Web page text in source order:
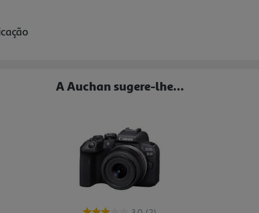
A Auchan sugere-lhe...